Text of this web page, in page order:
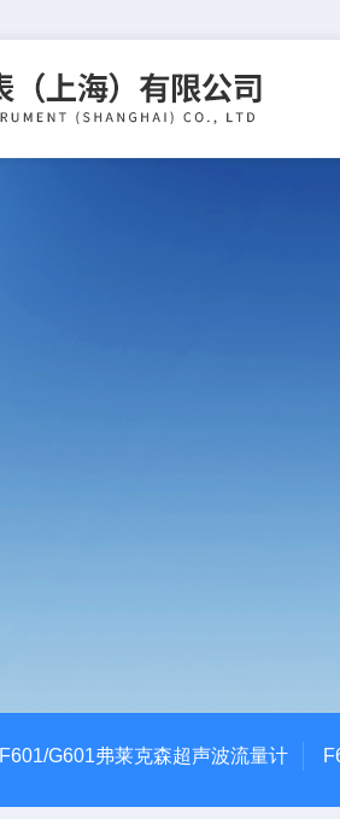
F601/G601弗莱克森超声波流量计